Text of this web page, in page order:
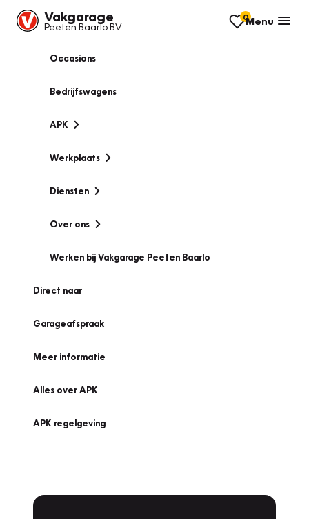
Vakgarage
Peeten Baarlo BV
0Menu
Occasions
Bedrijfswagens
APK
Werkplaats
Diensten
Over ons
Werken bij Vakgarage Peeten Baarlo
Direct naar
Garageafspraak
Meer informatie
Alles over APK
APK regelgeving